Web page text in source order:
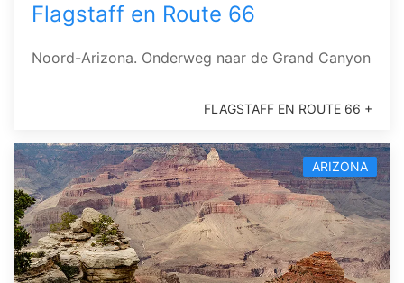
Flagstaff en Route 66
Noord-Arizona. Onderweg naar de Grand Canyon
FLAGSTAFF EN ROUTE 66 +
ARIZONA